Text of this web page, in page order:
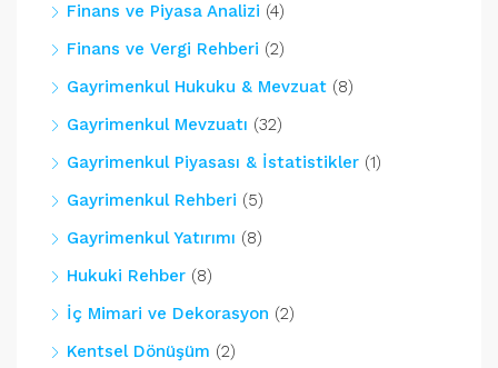
Finans ve Piyasa Analizi (4)
Finans ve Vergi Rehberi (2)
Gayrimenkul Hukuku & Mevzuat (8)
Gayrimenkul Mevzuatı (32)
Gayrimenkul Piyasası & İstatistikler (1)
Gayrimenkul Rehberi (5)
Gayrimenkul Yatırımı (8)
Hukuki Rehber (8)
İç Mimari ve Dekorasyon (2)
Kentsel Dönüşüm (2)